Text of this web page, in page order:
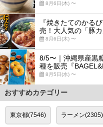
8月6日(木) 〜
『焼きたてのかる
売！大人気の「豚
8月6日(木) 〜
8/5〜｜沖縄県産黒
種を販売『
8月5日(水) 〜
おすすめカテゴリー
東京都(7546) ラーメン(2305)